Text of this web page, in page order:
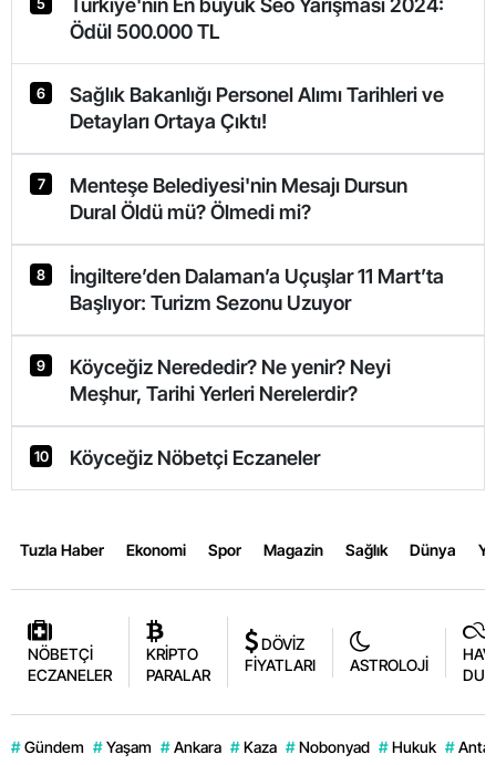
Türkiye'nin En büyük Seo Yarışması 2024:
Ödül 500.000 TL
6
Sağlık Bakanlığı Personel Alımı Tarihleri ve
Detayları Ortaya Çıktı!
7
Menteşe Belediyesi'nin Mesajı Dursun
Dural Öldü mü? Ölmedi mi?
8
İngiltere’den Dalaman’a Uçuşlar 11 Mart’ta
Başlıyor: Turizm Sezonu Uzuyor
9
Köyceğiz Nerededir? Ne yenir? Neyi
Meşhur, Tarihi Yerleri Nerelerdir?
10 Köyceğiz Nöbetçi Eczaneler
Tuzla Haber Ekonomi Spor Magazin Sağlık Dünya
NÖBETÇİ
ECZANELER
KRİPTO
PARALAR
DÖVİZ
FİYATLARI
ASTROLOJİ
# Gündem # Yaşam # Ankara # Kaza # Nobonyad # Hukuk #